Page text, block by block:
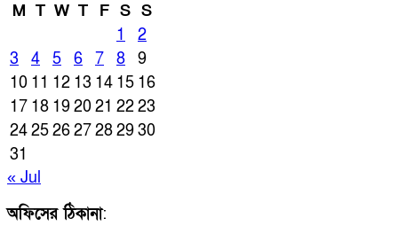
M T W T F S S
1
2
3
4 5 6 7 8
9
10 11 12 13 14 15 16
17 18 192021 2223
24252627282930
31
« Jul
অফিসের ঠিকানা: